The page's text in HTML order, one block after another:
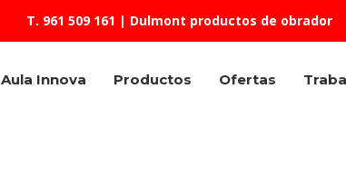
T. 961 509 161 | Dulmont productos de obrador
Aula Innova Productos Ofertas